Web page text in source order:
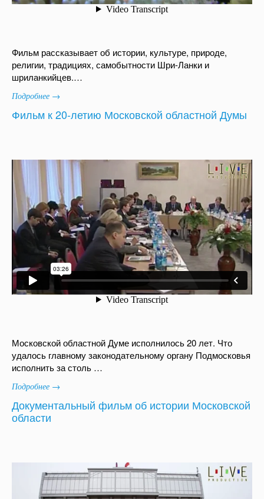
Фильм рассказывает об истории, культуре, природе,
религии, традициях, самобытности Шри-Ланки и
шриланкийцев.…
Подробнее →
Фильм к 20-летию Московской областной Думы
Московской областной Думе исполнилось 20 лет. Что
удалось главному законодательному органу Подмосковья
исполнить за столь …
Подробнее →
Документальный фильм об истории Московской
области